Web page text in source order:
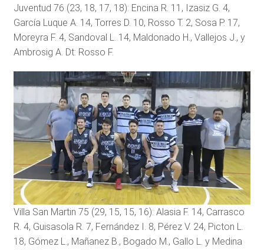
Juventud 76 (23, 18, 17, 18): Encina R. 11, Izasiz G. 4,
García Luque A. 14, Torres D. 10, Rosso T. 2, Sosa P. 17,
Moreyra F. 4, Sandoval L. 14, Maldonado H., Vallejos J., y
Ambrosig A. Dt: Rosso F.
Villa San Martin 75 (29, 15, 15, 16): Alasia F. 14, Carrasco
R. 4, Guisasola R. 7, Fernández I. 8, Pérez V. 24, Picton L.
18, Gómez L., Mañanez B., Bogado M., Gallo L. y Medina